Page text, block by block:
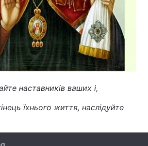
наставників ваших і,
їхнього життя, наслідуйте